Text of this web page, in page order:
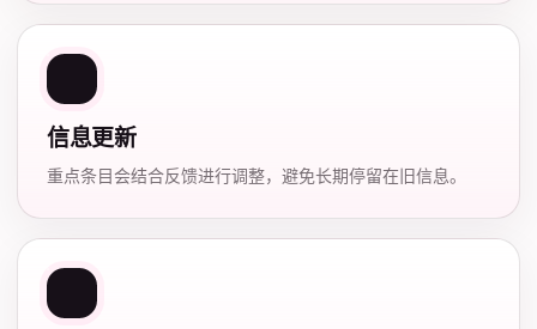
信息更新
重点条目会结合反馈进行调整，避免长期停留在旧信息。